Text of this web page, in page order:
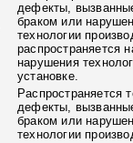
дефекты,
браком или
технологии
распространяется
нарушения
установке.
Распространяется
дефекты,
браком или
технологии